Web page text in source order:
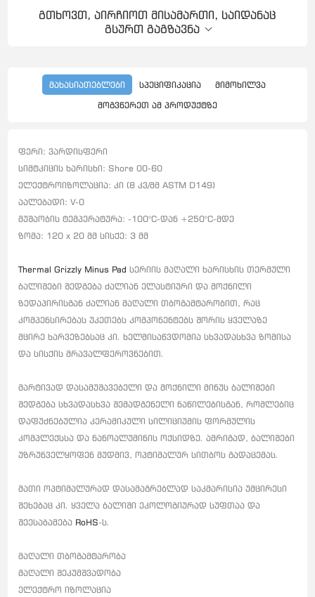
გთხოვთ, აირჩიოთ მისამართი, საიდანაც
გსურთ გაგზავნა
მახასიათებლები სპეციფიკაცია
მიმოხილვა
მოგვწერეთ ამ პროდუქტზე
ფერი: ვარდისფერი
სიმტკიცის ხარისხი: Shore 00-60
ელექტროიზოლაცია: კი (8 კვ/მმ ASTM D149)
აალებადი: V-0
მუშაობის ტემპერატურა: -100°C-დან +250°C-მდე
ზომა: 120 x 20 მმ სისქე: 3 მმ
Thermal Grizzly Minus Padსერიის მაღალი ხარისხის თერმული
ბალიშები შედგება ძალიან ელასტიური და მოქნილი
ზედაპირისგან ძალიან მაღალი თბოგამტარობით, რაც
კომპენსირებას უკეთებს კომპონენტებს შორის ყველაზე
მცირე ხარვეზებსაც კი. ხელმისაწვდომია სხვადასხვა ზომისა
და სისქის მრავალფეროვნებით.
მარტივად დასამუშავებელი და მოქნილი მინუს ბალიშები
შედგება სხვადასხვა შემადგენელი ნაწილებისგან, რომლებიც
დაფუძნებულია კერამიკული სილიციუმის ფორმულის
კომპლექსსა და ნანოალუმინის ოქსიდზე. ამრიგად, ბალიშები
უზრუნველყოფენ მუდმივ, ოპტიმალურ სითბოს გადაცემას.
მათი ოპტიმალურად დასამაგრებლად საკმარისია უმცირესი
შეხებაც კი. ყველა ბალიში ეკოლოგიურად სუფთაა და
შეესაბამება RoHS-ს.
მაღალი თბოგამტარობა
მაღალი შეკუმშვადობა
ელექტრო იზოლაცია